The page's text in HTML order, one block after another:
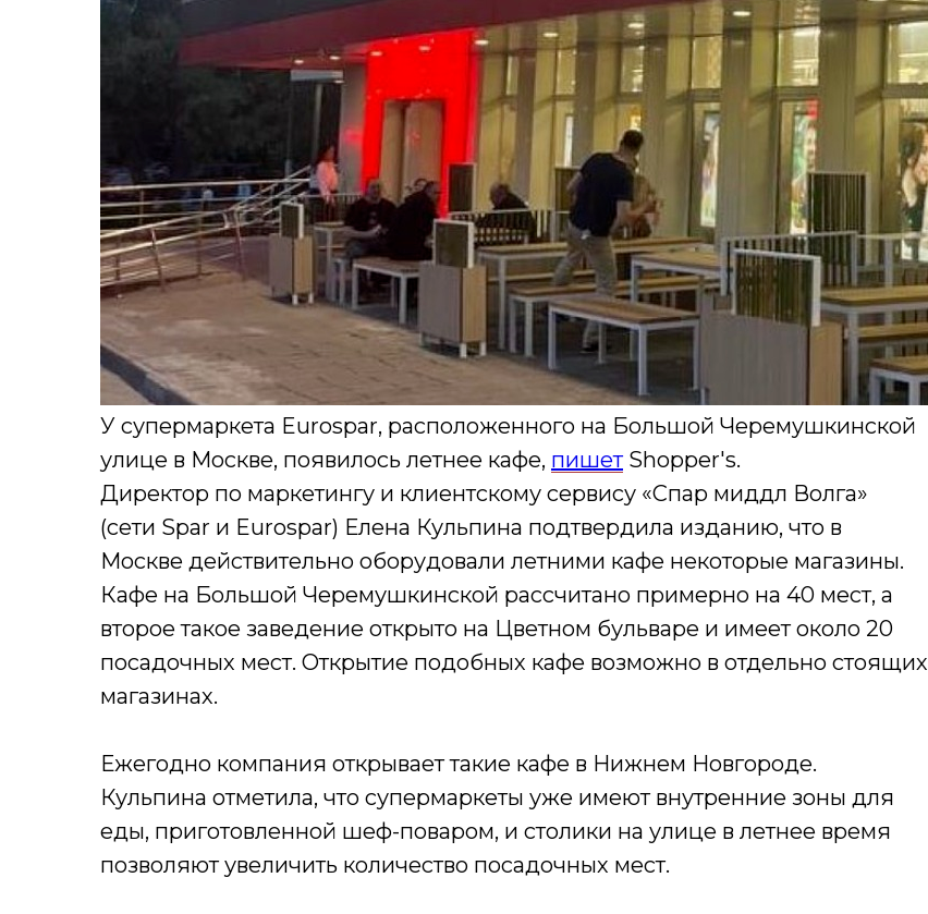
У супермаркета Eurospar, расположенного на Большой Черемушкинской
улице в Москве, появилось летнее кафе, пишетShopper's.
Директор по маркетингу и клиентскому сервису «Спар миддл Волга»
(сети Spar и Eurospar) Елена Кульпина подтвердила изданию, что в
Москве действительно оборудовали летними кафе некоторые магазины.
Кафе на Большой Черемушкинской рассчитано примерно на 40 мест, а
второе такое заведение открыто на Цветном бульваре и имеет около 20
посадочных мест. Открытие подобных кафе возможно в отдельно стоящих
магазинах.
Ежегодно компания открывает такие кафе в Нижнем Новгороде.
Кульпина отметила, что супермаркеты уже имеют внутренние зоны для
еды, приготовленной шеф-поваром, и столики на улице в летнее время
позволяют увеличить количество посадочных мест.